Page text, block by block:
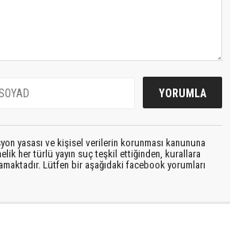
yasası ve kişisel verilerin korunması kanununa
her türlü yayın suç teşkil ettiğinden, kurallara
Lütfen bir aşağıdaki facebook yorumları